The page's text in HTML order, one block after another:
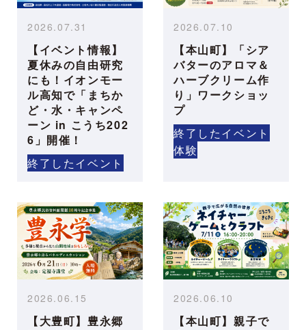
【イベント情報】
夏休みの自由研究
にも！イオンモー
ル高知で「まちか
ど・水・キャンペ
ーン in こうち202
6」開催！
2026.07.31
終了したイベント
【本山町】「シア
バターのアロマ＆
ハーブクリーム作
り」ワークショッ
プ
2026.07.10
終了したイベント
体験
【大豊町】豊永郷
2026.06.15
【本山町】親子で
2026.06.10